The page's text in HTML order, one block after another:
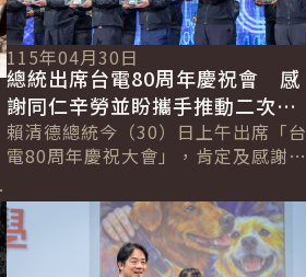
115年04月30日
總統出席台電80周年慶祝會 感
謝同仁辛勞並盼攜手推動二次能
源轉型、強化電網韌性
賴清德總統今（30）日上午出席「台
電80周年慶祝大會」，肯定及感謝台
強調，政府將積極落實「推動二次能
源轉型」...
詳細內容